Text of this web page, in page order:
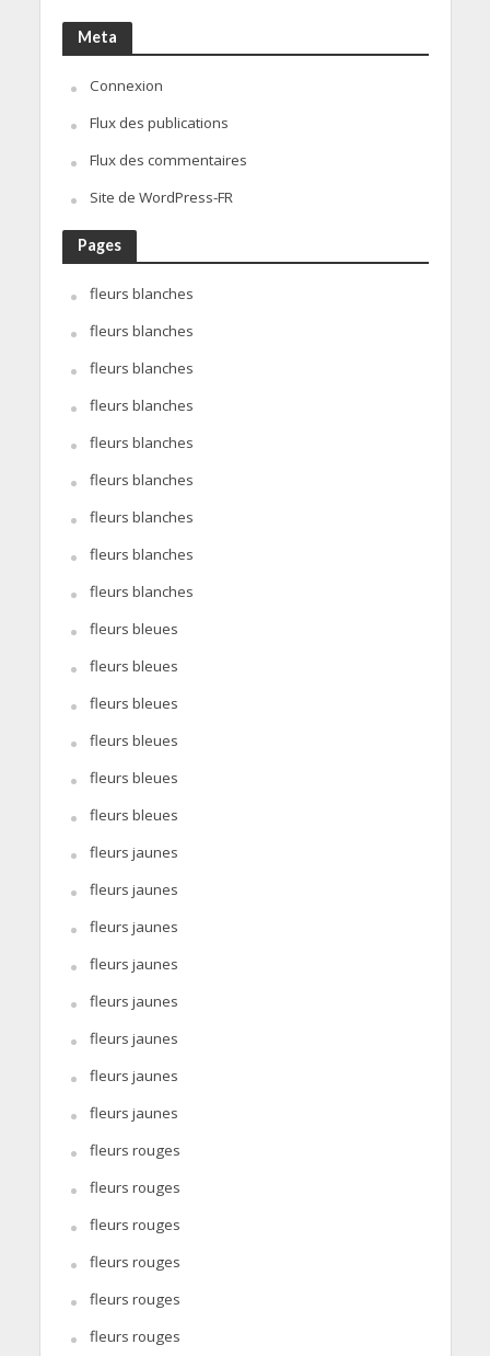
Meta
Connexion
Flux des publications
Flux des commentaires
Site de WordPress-FR
Pages
fleurs blanches
fleurs blanches
fleurs blanches
fleurs blanches
fleurs blanches
fleurs blanches
fleurs blanches
fleurs blanches
fleurs blanches
fleurs bleues
fleurs bleues
fleurs bleues
fleurs bleues
fleurs bleues
fleurs bleues
fleurs jaunes
fleurs jaunes
fleurs jaunes
fleurs jaunes
fleurs jaunes
fleurs jaunes
fleurs jaunes
fleurs jaunes
fleurs rouges
fleurs rouges
fleurs rouges
fleurs rouges
fleurs rouges
fleurs rouges